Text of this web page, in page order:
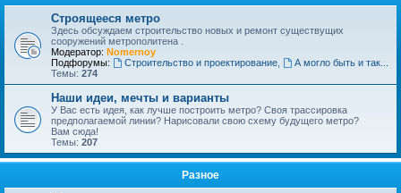
Строящееся метро
Здесь обсуждаем строительство новых и ремонт существущих
сооружений метрополитена .
Модератор: Nomernoy
Подфорумы:
Строительство и проектирование,
А могло быть и так...
Темы: 274
Наши идеи, мечты и варианты
У Вас есть идея, как лучше построить метро? Своя трассировка
предполагаемой линии? Нарисовали свою схему будущего метро?
Вам сюда!
Темы: 207
Разное